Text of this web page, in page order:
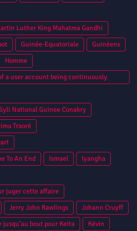
Luther King Mahatma Gandhi
Guinée-Equatoriale
Guinéens
Homme
a user account being continuously
National Guinee Conakry
Traoré
To An End
Ismael
Iyangha
juger cette affaire
Jerry John Rawlings
Johann Cruyff
jusqu’au bout pour Keita
Kévin